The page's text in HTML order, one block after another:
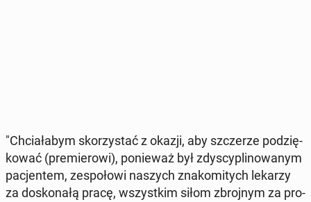
"Chcia­ła­bym sko­rzy­stać z okazji, aby szcze­rze po­dzię­
ko­wać (pre­mie­ro­wi), po­nie­waż był zdy­scy­pli­no­wa­nym
pa­cjen­tem, ze­spo­ło­wi naszych zna­ko­mi­tych lekarzy
za do­sko­na­łą pracę, wszyst­kim siłom zbroj­nym za pro­